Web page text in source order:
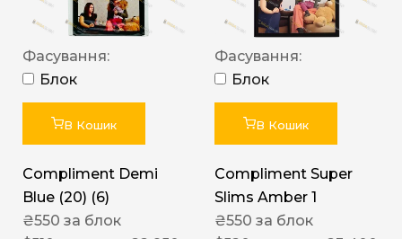
Фасування:
Блок
В Кошик
Compliment Demi
Blue (20) (6)
₴550 за блок
Фасування:
Блок
В Кошик
Compliment Super
Slims Amber 1
₴550 за блок